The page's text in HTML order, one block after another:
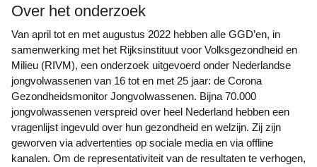
Over het onderzoek
Van april tot en met augustus 2022 hebben alle GGD’en, in
samenwerking met het Rijksinstituut voor Volksgezondheid en
Milieu (RIVM), een onderzoek uitgevoerd onder Nederlandse
jongvolwassenen van 16 tot en met 25 jaar: de Corona
Gezondheidsmonitor Jongvolwassenen. Bijna 70.000
jongvolwassenen verspreid over heel Nederland hebben een
vragenlijst ingevuld over hun gezondheid en welzijn. Zij zijn
geworven via advertenties op sociale media en via offline
kanalen. Om de representativiteit van de resultaten te verhogen,